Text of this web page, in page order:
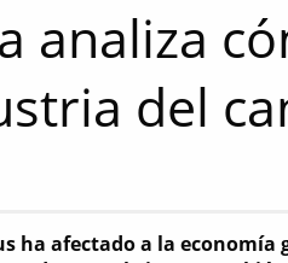
analiza
del
ha afectado a la